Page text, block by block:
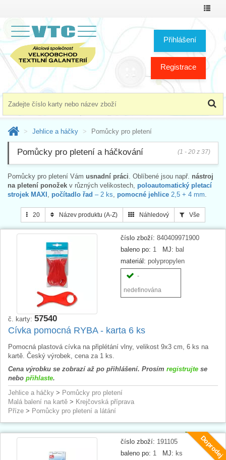
Přihlášení
Registrace
Jehlice a háčky Pomůcky pro pletení
Pomůcky pro pletení a háčkování (1 - 20 z 37)
Pomůcky pro pletení Vám usnadní práci . Oblíbené jsou např. nástroj
na pletení ponožek v různých velikostech, poloautomatický pletací
strojek MAXI
počítadlo řad – 2 ks pomocné jehlice 2,5 + 4 mm
20 Název produktu (A-Z) Náhledový Vše
číslo zboží: 840409971900
baleno po: 1 MJ: bal
materiál: polypropylen
-
nedefinována
č. karty: 57540
Cívka pomocná RYBA - karta 6 ks
Pomocná plastová cívka na připlétání vlny, velikost 9x3 cm, 6 ks na
kartě. Český výrobek, cena za 1 ks.
Cena výrobku se zobrazí až po přihlášení. Prosím registrujte se
nebo přihlaste.
Jehlice a háčky > Pomůcky pro pletení
Malá balení na kartě > Krejčovská příprava
Příze > Pomůcky pro pletení a látání
Doprodej
číslo zboží: 191105
baleno po: 1 MJ: ks